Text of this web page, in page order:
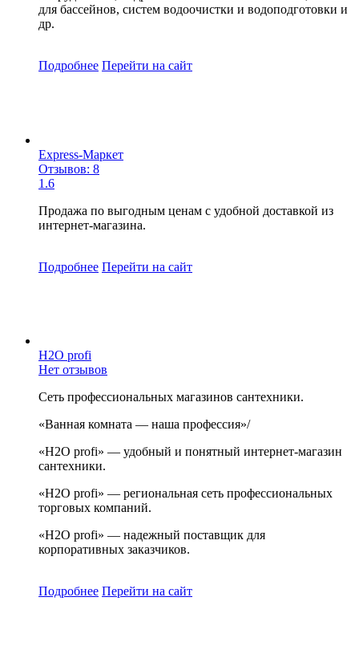
для бассейнов, систем водоочистки и водоподготовки и
др.
Подробнее Перейти на сайт
Express-Маркет
Отзывов: 8
1.6
Продажа по выгодным ценам с удобной доставкой из
интернет-магазина.
Подробнее Перейти на сайт
H2O profi
Нет отзывов
Сеть профессиональных магазинов сантехники.
«Ванная комната — наша профессия»/
«H2O profi» — удобный и понятный интернет-магазин
сантехники.
«H2O profi» — региональная сеть профессиональных
торговых компаний.
«H2O profi» — надежный поставщик для
корпоративных заказчиков.
Подробнее Перейти на сайт